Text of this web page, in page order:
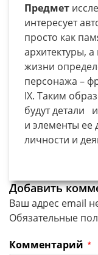
Предмет
интересует
просто как
архитектуры,
жизни
персонажа –
IX. Таким
будут детали
и элементы ее
личности и
Добавить
Ваш адрес email
Обязательные
Комментарий *